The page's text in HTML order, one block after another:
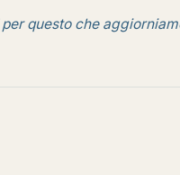
per questo che